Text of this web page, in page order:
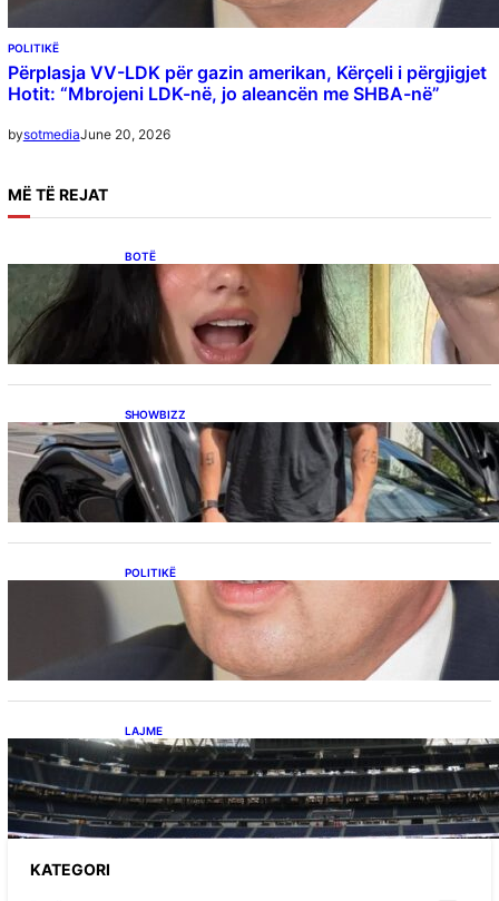
POLITIKË
Përplasja VV-LDK për gazin amerikan, Kërçeli i përgjigjet
Hotit: “Mbrojeni LDK-në, jo aleancën me SHBA-në”
bysotmediaJune 20, 2026
MË TË REJAT
BOTË
Besnik Qaka rrëfen atmosferën në dasmën e
Dua Lipës: “Një event gjigant me emra
botërorë”
SHOWBIZZ
Ish-banori i Big Brother VIP Kosova, Eduart
Kuqi ua mbyll gojën kritikëve, publikon
dëshmi për supermakinën luksoze
POLITIKË
Përplasja VV-LDK për gazin amerikan,
Kërçeli i përgjigjet Hotit: “Mbrojeni LDK-në, jo
aleancën me SHBA-në”
LAJME
Ish-mesfushori i Real Madridit dhe
Argjentinës,shtrohet urgjentisht në spital pas
problemeve me zemrën, mungon në ndeshjet
e ardhshme
KATEGORI